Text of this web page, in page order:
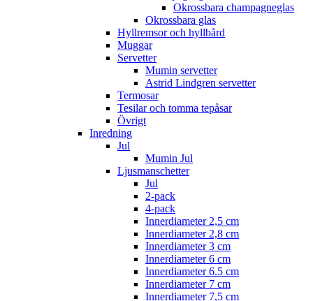
Okrossbara champagneglas
Okrossbara glas
Hyllremsor och hyllbård
Muggar
Servetter
Mumin servetter
Astrid Lindgren servetter
Termosar
Tesilar och tomma tepåsar
Övrigt
Inredning
Jul
Mumin Jul
Ljusmanschetter
Jul
2-pack
4-pack
Innerdiameter 2,5 cm
Innerdiameter 2,8 cm
Innerdiameter 3 cm
Innerdiameter 6 cm
Innerdiameter 6.5 cm
Innerdiameter 7 cm
Innerdiameter 7,5 cm